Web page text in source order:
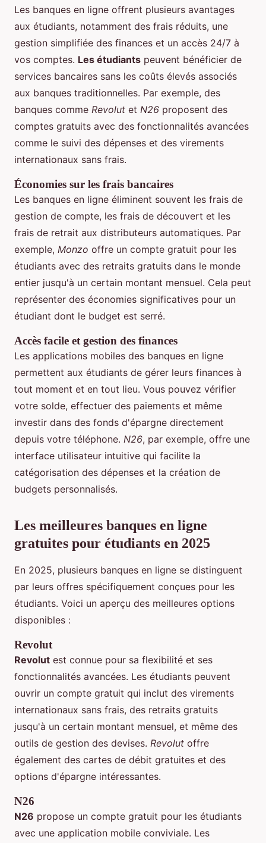
Les banques en ligne offrent plusieurs avantages
aux étudiants, notamment des frais réduits, une
gestion simplifiée des finances et un accès 24/7 à
vos comptes. Les étudiants peuvent bénéficier de
services bancaires sans les coûts élevés associés
aux banques traditionnelles. Par exemple, des
banques comme Revolut et N26 proposent des
comptes gratuits avec des fonctionnalités avancées
comme le suivi des dépenses et des virements
internationaux sans frais.
Économies sur les frais bancaires
Les banques en ligne éliminent souvent les frais de
gestion de compte, les frais de découvert et les
frais de retrait aux distributeurs automatiques. Par
exemple, Monzo offre un compte gratuit pour les
étudiants avec des retraits gratuits dans le monde
entier jusqu'à un certain montant mensuel. Cela peut
représenter des économies significatives pour un
étudiant dont le budget est serré.
Accès facile et gestion des finances
Les applications mobiles des banques en ligne
permettent aux étudiants de gérer leurs finances à
tout moment et en tout lieu. Vous pouvez vérifier
votre solde, effectuer des paiements et même
investir dans des fonds d'épargne directement
depuis votre téléphone. N26, par exemple, offre une
interface utilisateur intuitive qui facilite la
catégorisation des dépenses et la création de
budgets personnalisés.
Les meilleures banques en ligne
gratuites pour étudiants en 2025
En 2025, plusieurs banques en ligne se distinguent
par leurs offres spécifiquement conçues pour les
étudiants. Voici un aperçu des meilleures options
disponibles :
Revolut
Revolut est connue pour sa flexibilité et ses
fonctionnalités avancées. Les étudiants peuvent
ouvrir un compte gratuit qui inclut des virements
internationaux sans frais, des retraits gratuits
jusqu'à un certain montant mensuel, et même des
outils de gestion des devises. Revolut offre
également des cartes de débit gratuites et des
options d'épargne intéressantes.
N26
N26 propose un compte gratuit pour les étudiants
avec une application mobile conviviale. Les